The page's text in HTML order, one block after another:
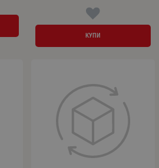
КУПИ